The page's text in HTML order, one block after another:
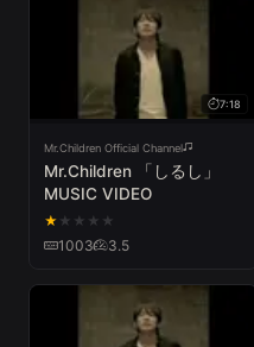
7:18
Mr.Children Official Channel
Mr.Children 「しるし」
MUSIC VIDEO
★ ★ ★ ★ ★
1003 3.5